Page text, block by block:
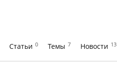
Статьи 0 Темы 7 Новости 13